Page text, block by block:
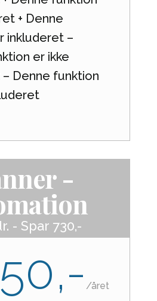
+ Denne
inkluderet –
er ikke
Denne funktion
-
- Spar 730,-
/året